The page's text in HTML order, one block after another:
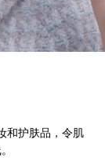
和护肤品，令肌